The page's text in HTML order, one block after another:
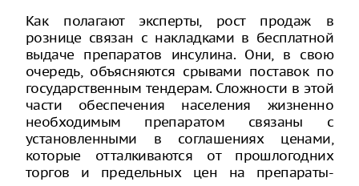
Как полагают эксперты, рост продаж в
рознице связан с накладками в бесплатной
выдаче препаратов инсулина. Они, в свою
очередь, объясняются срывами поставок по
государственным тендерам. Сложности в этой
части обеспечения населения жизненно
необходимым препаратом связаны с
установленными в соглашениях ценами,
которые отталкиваются от прошлогодних
торгов и предельных цен на препараты-